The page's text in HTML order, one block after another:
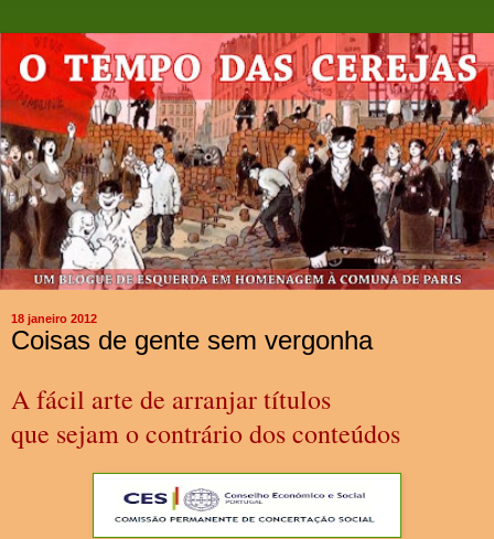
18 janeiro 2012
Coisas de gente sem vergonha
A fácil arte de arranjar títulos
que sejam o contrário dos conteúdos